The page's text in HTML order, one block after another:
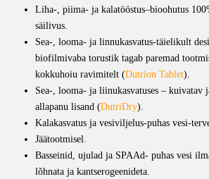
Liha-, piima- ja kalatööstus–bioohutus
säilivus.
Sea-, looma- ja linnukasvatus-täielikult
biofilmivaba torustik tagab paremad
kokkuhoiu ravimitelt (Dutrion Tablet).
Sea-, looma- ja liinukasvatuses – kuivatav
allapanu lisand (DutriDry).
Kalakasvatus ja vesiviljelus-puhas vesi-
Jäätootmisel.
Basseinid, ujulad ja SPAAd- puhas vesi
lõhnata ja kantserogeenideta.